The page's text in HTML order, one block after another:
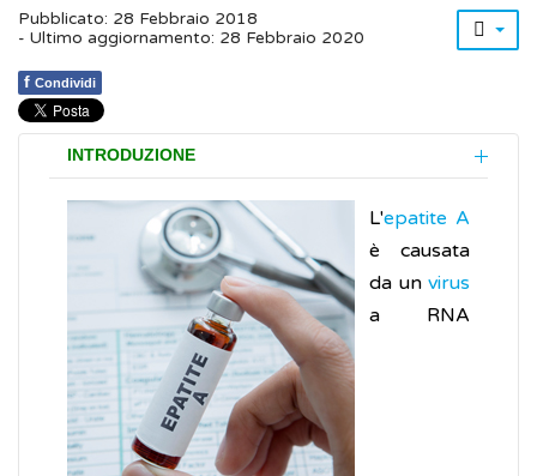
Pubblicato: 28 Febbraio 2018
- Ultimo aggiornamento: 28 Febbraio 2020
f Condividi
INTRODUZIONE
L'epatite A
è causata
da un virus
a RNA